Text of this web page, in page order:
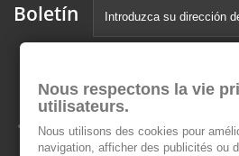
Boletín
Nous respectons la vie
utilisateurs.
Nous utilisons des cookies pour
navigation, afficher des publicités ou